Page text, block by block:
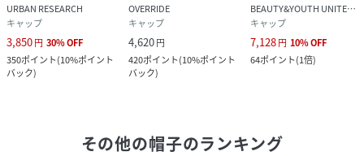
URBAN RESEARCH
キャップ
3,850円 30%OFF
350ポイント(10%ポイント
バック)
OVERRIDE
キャップ
4,620円
420ポイント(10%ポイント
バック)
BEAUTY&YOUTH UNITED ARROWS
キャップ
7,128円 10%OFF
64ポイント(1倍)
その他の帽子のランキング